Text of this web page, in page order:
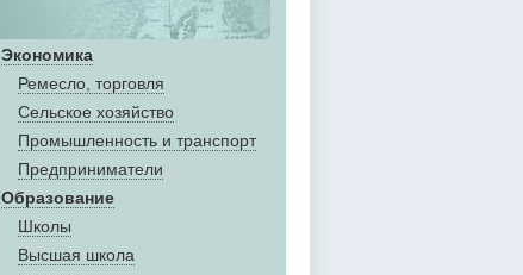
Экономика
Ремесло, торговля
Сельское хозяйство
Промышленность и транспорт
Предприниматели
Образование
Школы
Высшая школа